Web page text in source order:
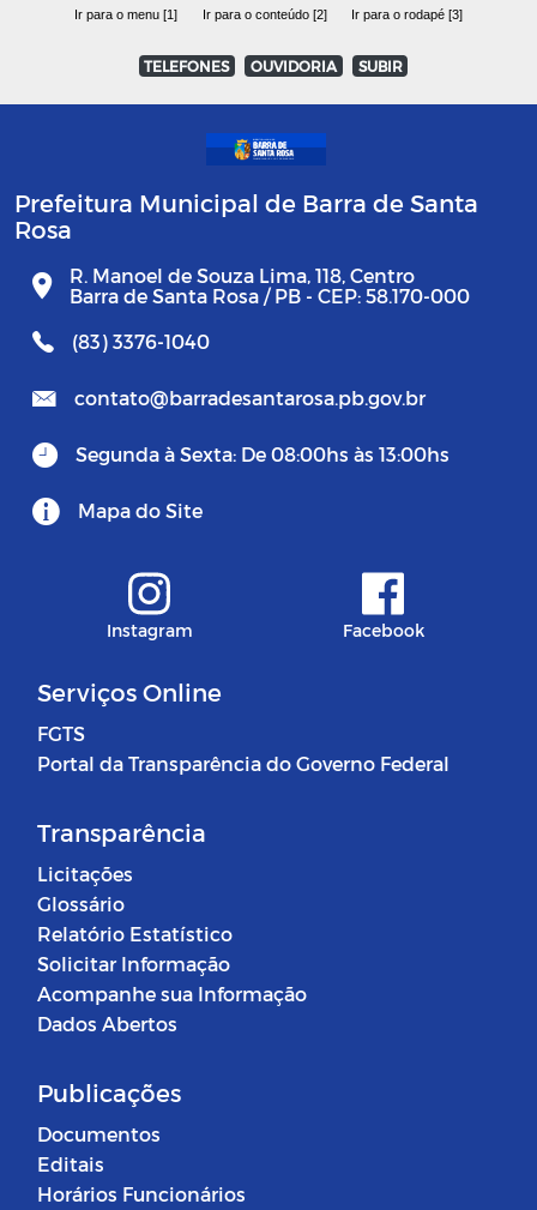
Ir para o menu [1] Ir para o conteúdo [2] Ir para o rodapé [3]
TELEFONES OUVIDORIA SUBIR
Prefeitura Municipal de Barra de Santa
Rosa
R. Manoel de Souza Lima, 118, Centro
Barra de Santa Rosa / PB - CEP: 58.170-000
(83) 3376-1040
contato@barradesantarosa.pb.gov.br
Segunda à Sexta: De 08:00hs às 13:00hs
Mapa do Site
Instagram Facebook
Serviços Online
FGTS
Portal da Transparência do Governo Federal
Transparência
Licitações
Glossário
Relatório Estatístico
Solicitar Informação
Acompanhe sua Informação
Dados Abertos
Publicações
Documentos
Editais
Horários Funcionários